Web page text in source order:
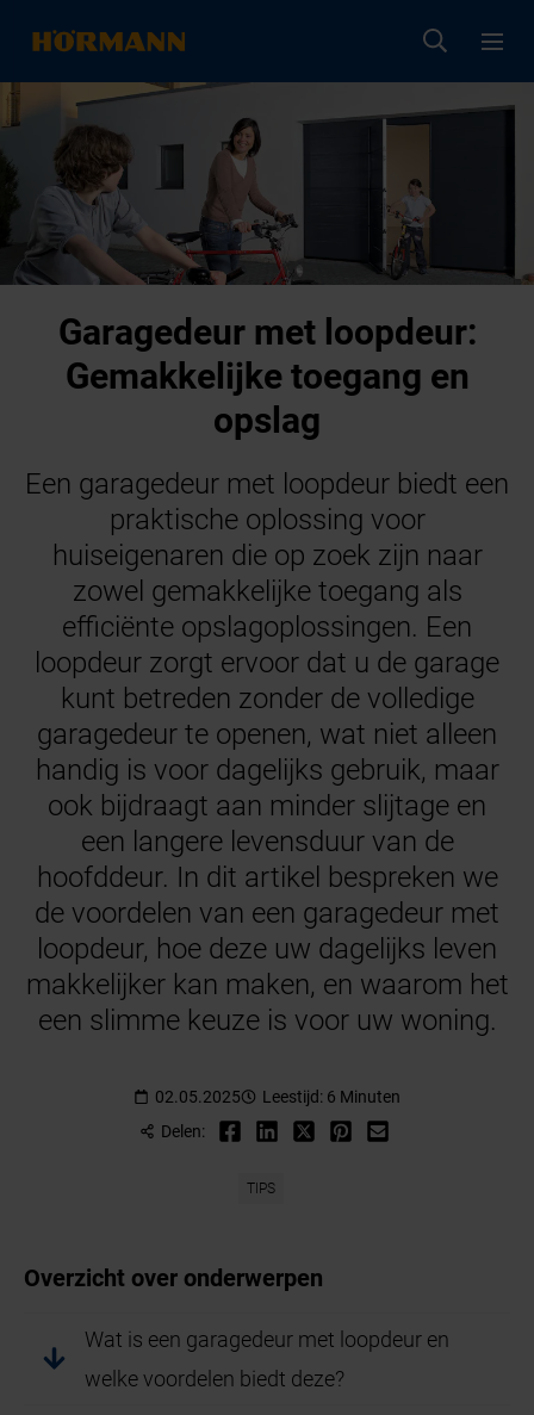
Garagedeur met loopdeur:
Gemakkelijke toegang en
opslag
Een garagedeur met loopdeur biedt een
praktische oplossing voor
huiseigenaren die op zoek zijn naar
zowel gemakkelijke toegang als
efficiënte opslagoplossingen. Een
loopdeur zorgt ervoor dat u de garage
kunt betreden zonder de volledige
garagedeur te openen, wat niet alleen
handig is voor dagelijks gebruik, maar
ook bijdraagt aan minder slijtage en
een langere levensduur van de
hoofddeur. In dit artikel bespreken we
de voordelen van een garagedeur met
loopdeur, hoe deze uw dagelijks leven
makkelijker kan maken, en waarom het
een slimme keuze is voor uw woning.
02.05.2025
Leestijd: 6 Minuten
Delen:
TIPS
Overzicht over onderwerpen
Wat is een garagedeur met loopdeur en
welke voordelen biedt deze?